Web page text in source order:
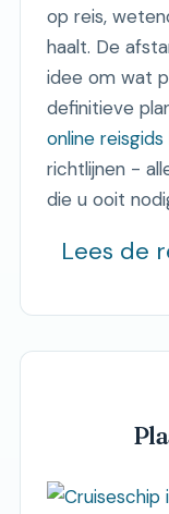
op reis,
haalt. De
idee om wat
definitieve
online reisgids
richtlijnen -
die u ooit
Lees de